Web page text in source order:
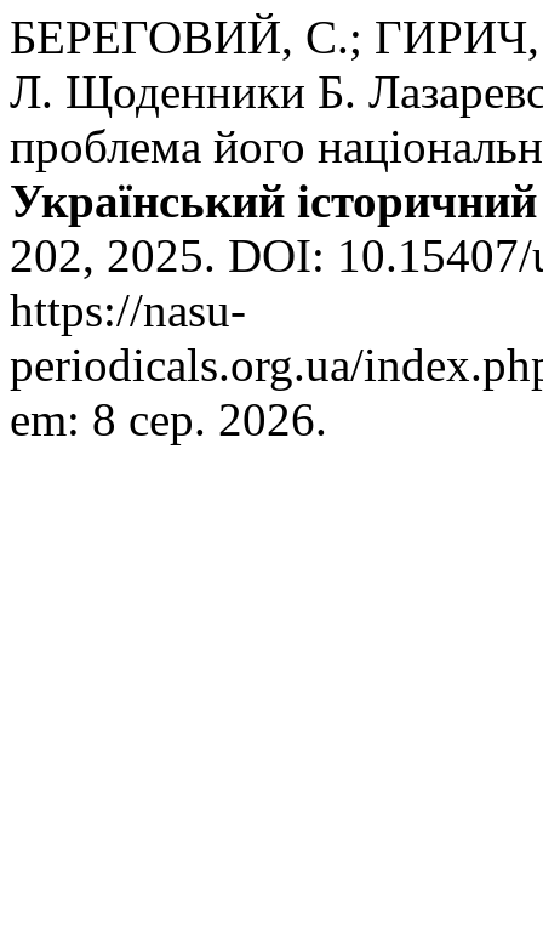
БЕРЕГОВИЙ, С.;
Л. Щоденники Б.
проблема його
Український
202, 2025. DOI:
https://nasu-
periodicals.org.ua/
em: 8 сер. 2026.